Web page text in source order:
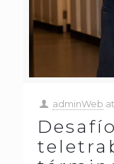
adminWeb at